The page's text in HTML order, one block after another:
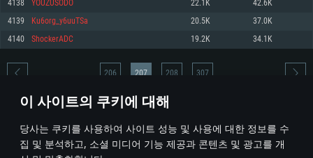
이 사이트의 쿠키에 대해
당사는 쿠키를 사용하여 사이트 성능 및 사용에 대한 정보를 수
집 및 분석하고, 소셜 미디어 기능 제공과 콘텐츠 및 광고를 개
570 혹은 그 이상
여유 저장 공간: 62.2 GB (전체 클라이언트)
네트워크: 브로드밴드 인터넷
여유 저장 공간: 62.2 GB (전체 클라이언트)
프로세서: Intel Core i7
메모리: 16 GB
그래픽 카드: Vulkan 을 지원하고, 최신 그래픽 드라이버를 지원하는 NVIDIA
1060 (6개월 미만) 혹은 그와 동급의 성능을 가지며 최신 그래픽 드라이버를
지원하는 AMD RX 570 (6개월 미만; 최소사양 지원 해상도 720p) 이상
여유 저장 공간: 62.2 GB (전체 클라이언트)
4138 YOUZUSODO 22.1K 42.6K
4139 Ku6org_y6uuTSa 20.5K 37.0K
4140 ShockerADC 19.2K 34.1K
* 순위표는 매일 1회 갱신됩니다
206 207 208 307